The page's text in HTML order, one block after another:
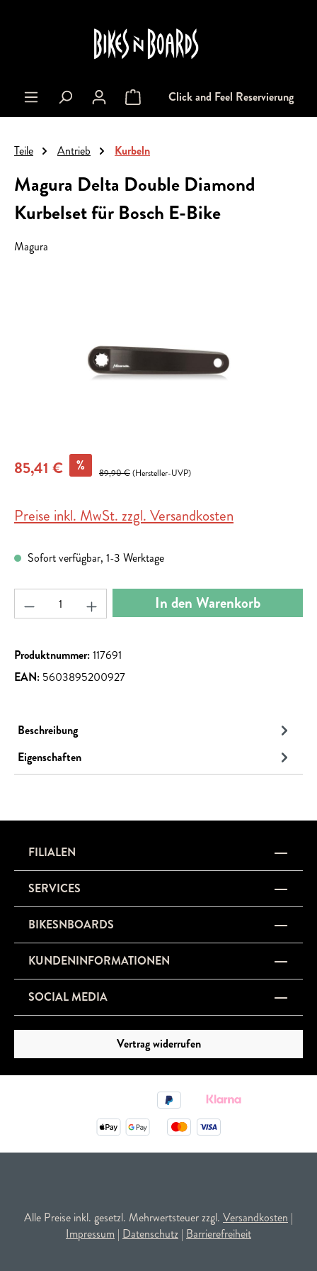
Warenkorb enthält 0 Positionen. Der
Click and Feel Reservierung
Teile Antrieb Kurbeln
Magura Delta Double Diamond
Kurbelset für Bosch E-Bike
Magura
85,41 € % 89,90 €(Hersteller-UVP)
Preise inkl. MwSt. zzgl. Versandkosten
Sofort verfügbar, 1-3 Werktage
Produkt Anzahl: Gib den gewünschten Wert ein
In den Warenkorb
Produktnummer:117691
EAN: 5603895200927
Beschreibung
Eigenschaften
FILIALEN
SERVICES
BIKESNBOARDS
KUNDENINFORMATIONEN
SOCIAL MEDIA
Vertrag widerrufen
Alle Preise inkl. gesetzl. Mehrwertsteuer zzgl. Versandkosten |
Impressum | Datenschutz | Barrierefreiheit